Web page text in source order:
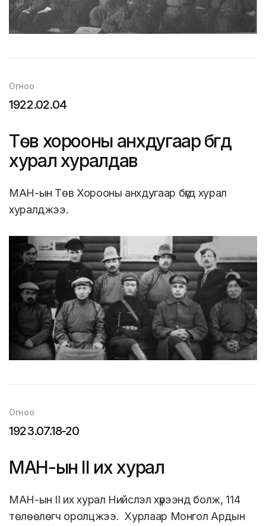
Огноо
1922.02.04
Төв хорооны анхдугаар бүгд
хурал хуралдав
МАН-ын Төв Хорооны анхдугаар бүгд хурал
хуралджээ.
Огноо
1923.07.18-20
МАН-ын II их хурал
МАН-ын II их хурал Нийслэл хүрээнд болж, 114
төлөөлөгч оролцжээ. Хурлаар Монгол Ардын